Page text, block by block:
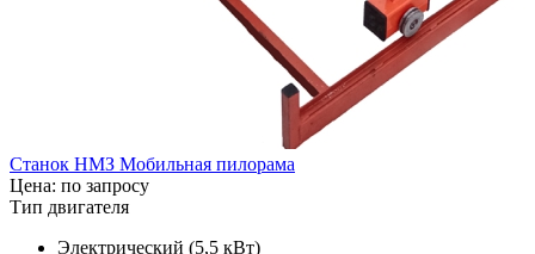
Станок НМЗ Мобильная пилорама
Цена: по запросу
Тип двигателя
Электрический (5,5 кВт)